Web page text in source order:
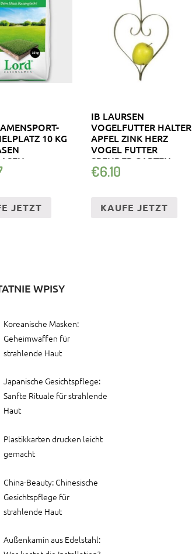
10 KG
JETZT
IB LAURSEN
VOGELFUTTER HALTER
APFEL ZINK HERZ
VOGEL FUTTER
SPENDER GARTEN
HÄNGEN
€6.10
KAUFE JETZT
WPISY
Koreanische Masken:
Geheimwaffen für
strahlende Haut
Japanische Gesichtspflege:
Sanfte Rituale für strahlende
Haut
Plastikkarten drucken leicht
gemacht
China-Beauty: Chinesische
Gesichtspflege für
strahlende Haut
Außenkamin aus Edelstahl: